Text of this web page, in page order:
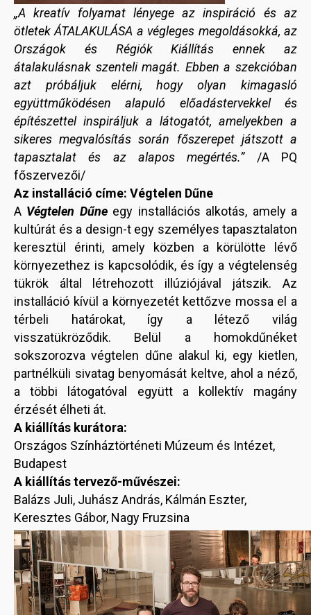
„A kreatív folyamat lényege az inspiráció és az
ötletek ÁTALAKULÁSA a végleges megoldásokká, az
Országok és Régiók Kiállítás ennek az
átalakulásnak szenteli magát. Ebben a szekcióban
azt próbáljuk elérni, hogy olyan kimagasló
együttműködésen alapuló előadástervekkel és
építészettel inspiráljuk a látogatót, amelyekben a
sikeres megvalósítás során főszerepet játszott a
tapasztalat és az alapos megértés.”/A PQ
főszervezői/
Az installáció címe: Végtelen Dűne
A Végtelen Dűne egy installációs alkotás, amely a
kultúrát és a design-t egy személyes tapasztalaton
keresztül érinti, amely közben a körülötte lévő
környezethez is kapcsolódik, és így a végtelenség
tükrök által létrehozott illúziójával játszik. Az
installáció kívül a környezetét kettőzve mossa el a
térbeli határokat, így a létező világ
visszatükröződik. Belül a homokdűnéket
sokszorozva végtelen dűne alakul ki, egy kietlen,
partnélküli sivatag benyomását keltve, ahol a néző,
a többi látogatóval együtt a kollektív magány
érzését élheti át.
A kiállítás kurátora:
Országos Színháztörténeti Múzeum és Intézet,
Budapest
A kiállítás tervező-művészei:
Balázs Juli, Juhász András, Kálmán Eszter,
Keresztes Gábor, Nagy Fruzsina